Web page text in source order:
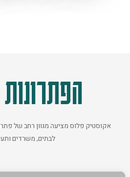
אקוסטיק פלוס מציעה מגוון רחב של
לבתים, משרדים